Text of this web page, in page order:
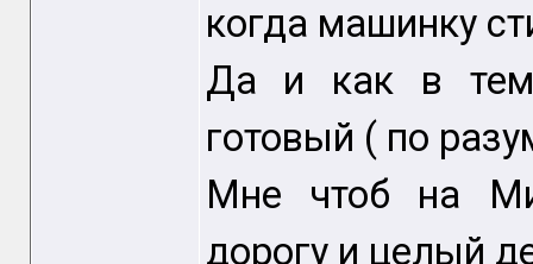
когда машинку
Да и как в
готовый ( по
Мне чтоб на
дорогу и целый